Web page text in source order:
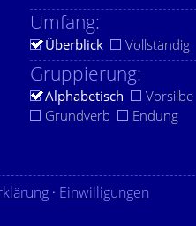
Umfang:
Überblick Vollständig
Gruppierung:
Alphabetisch
Vorsilbe
Grundverb
Endung
· Einwilligungen